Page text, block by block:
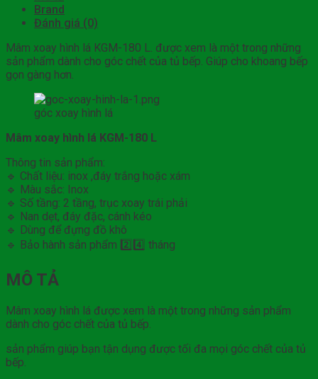
Brand
Đánh giá (0)
Mâm xoay hình lá KGM-180 L. được xem là một trong những
sản phẩm dành cho góc chết của tủ bếp. Giúp cho khoang bếp
gọn gàng hơn.
góc xoay hình lá
Mâm xoay hình lá KGM-180 L
Thông tin sản phẩm:
🔹 Chất liệu: inox ,đáy trắng hoặc xám
🔹 Màu sắc: Inox
🔹 Số tầng: 2 tầng, trục xoay trái phải
🔹 Nan dẹt, đáy đặc, cánh kéo
🔹 Dùng để đựng đồ khô
🔹 Bảo hành sản phẩm 2️⃣4️⃣ tháng
MÔ TẢ
Mâm xoay hình lá được xem là một trong những sản phẩm
dành cho góc chết của tủ bếp.
sản phẩm giúp bạn tận dụng được tối đa mọi góc chết của tủ
bếp.